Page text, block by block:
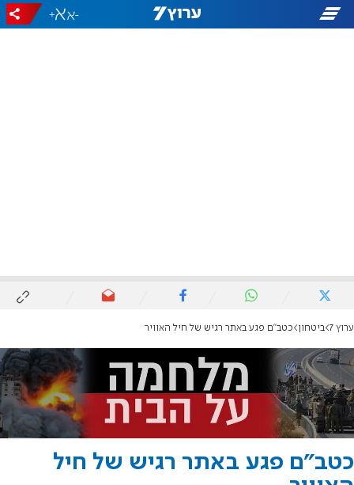
-
+
ערוץ 7 ביטחון כטב"ם פגע באתר רגיש של חיל האוויר
כטב"ם פגע באתר רגיש של חיל